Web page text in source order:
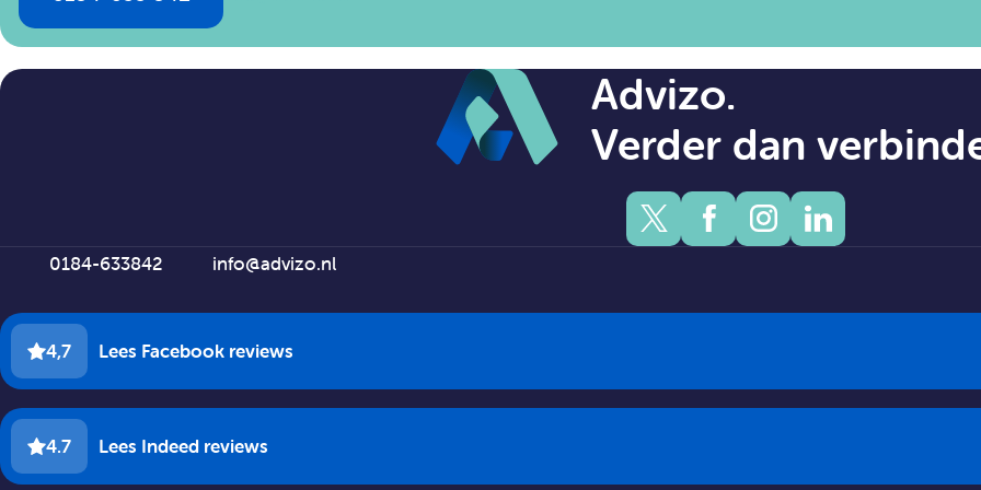
Advizo.
Verder dan
0184-633842 info@advizo.nl
4,7 Lees Facebook reviews
4.7 Lees Indeed reviews